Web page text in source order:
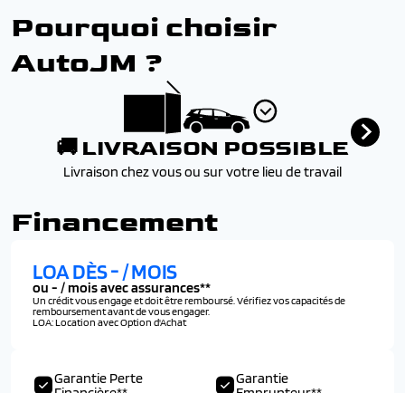
Vitres electriques sequentielles avant/arriere
(sequentielles a l'avant uniquement sur intuitive)
Volant chauffant
Volant reglable en hauteur et en profondeur
Freinage d'urgence autonome avec reconnaissance
pieton et cycliste (fca)
Reconnaissance des panneaux de limitation de vitesse
Retroviseur interieur jour/nuit automatique
Retroviseurs electriques degivrants, rabattables
electriquement avec clignotants integres
Surveillance des angles morts avec assistance active au
Systeme d'acces mains-libres et demarrage sans cle
arriere
Verrouillage automatique des portes en roulant
Verrouillage centralise a distance avec cle retractable
Pourquoi choisir
AutoJM ?
🚚 LIVRAISON POSSIBLE
Livraison chez vous ou sur votre lieu de travail
Financement
Garantie Perte
Garantie
LOA DÈS-/ MOIS
ou - / mois avec assurances**
Un crédit vous engage et doit être remboursé. Vérifiez vos capacités de
remboursement avant de vous engager.
LOA: Location avec Option d'Achat